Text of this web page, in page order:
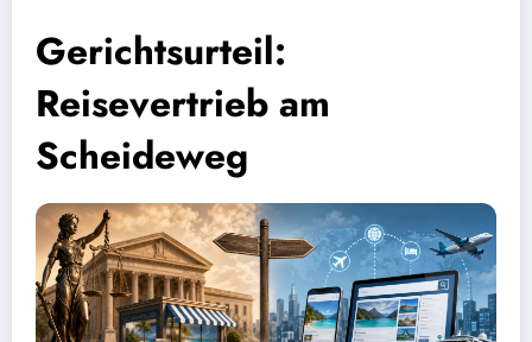
Gerichtsurteil:
Reisevertrieb am
Scheideweg